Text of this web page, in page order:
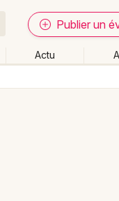
Publier un
Actu